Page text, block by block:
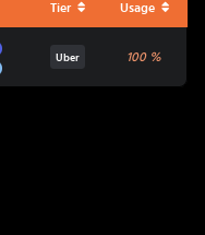
Tier Usage
Dragon
Vol
Uber 100%